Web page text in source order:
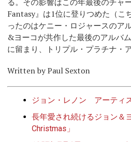
Fantasy』は1位に登りつめた（こ
ったのはケニー・ロジャースのア
&ヨーコが共作した最後のアルバ
に留まり、トリプル・プラチナ・
Written by Paul Sexton
ジョン・レノン アーティ
長年愛され続けるジョン＆
Christmas」